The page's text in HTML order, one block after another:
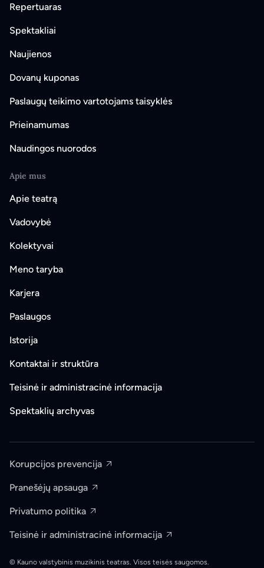
Repertuaras
Spektakliai
Naujienos
Dovanų kuponas
Paslaugų teikimo vartotojams taisyklės
Prieinamumas
Naudingos nuorodos
Apie mus
Apie teatrą
Vadovybė
Kolektyvai
Meno taryba
Karjera
Paslaugos
Istorija
Kontaktai ir struktūra
Teisinė ir administracinė informacija
Spektaklių archyvas
Korupcijos prevencija
Pranešėjų apsauga
Privatumo politika
Teisinė ir administracinė informacija
© Kauno valstybinis muzikinis teatras. Visos teisės saugomos.